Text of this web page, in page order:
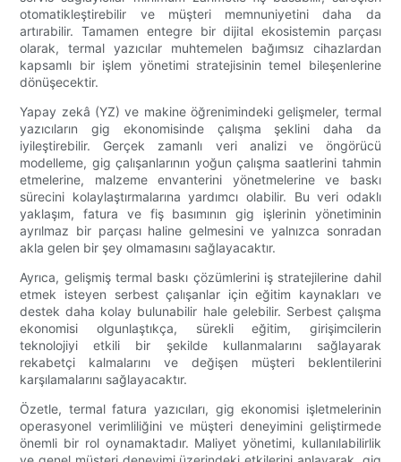
otomatikleştirebilir ve müşteri memnuniyetini daha da
artırabilir. Tamamen entegre bir dijital ekosistemin parçası
olarak, termal yazıcılar muhtemelen bağımsız cihazlardan
kapsamlı bir işlem yönetimi stratejisinin temel bileşenlerine
dönüşecektir.
Yapay zekâ (YZ) ve makine öğrenimindeki gelişmeler, termal
yazıcıların gig ekonomisinde çalışma şeklini daha da
iyileştirebilir. Gerçek zamanlı veri analizi ve öngörücü
modelleme, gig çalışanlarının yoğun çalışma saatlerini tahmin
etmelerine, malzeme envanterini yönetmelerine ve baskı
sürecini kolaylaştırmalarına yardımcı olabilir. Bu veri odaklı
yaklaşım, fatura ve fiş basımının gig işlerinin yönetiminin
ayrılmaz bir parçası haline gelmesini ve yalnızca sonradan
akla gelen bir şey olmamasını sağlayacaktır.
Ayrıca, gelişmiş termal baskı çözümlerini iş stratejilerine dahil
etmek isteyen serbest çalışanlar için eğitim kaynakları ve
destek daha kolay bulunabilir hale gelebilir. Serbest çalışma
ekonomisi olgunlaştıkça, sürekli eğitim, girişimcilerin
teknolojiyi etkili bir şekilde kullanmalarını sağlayarak
rekabetçi kalmalarını ve değişen müşteri beklentilerini
karşılamalarını sağlayacaktır.
Özetle, termal fatura yazıcıları, gig ekonomisi işletmelerinin
operasyonel verimliliğini ve müşteri deneyimini geliştirmede
önemli bir rol oynamaktadır. Maliyet yönetimi, kullanılabilirlik